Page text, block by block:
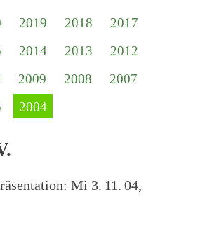
2019 2018
2017
2014 2013
2012
2009 2008
2007
2004
Mi 3. 11. 04,